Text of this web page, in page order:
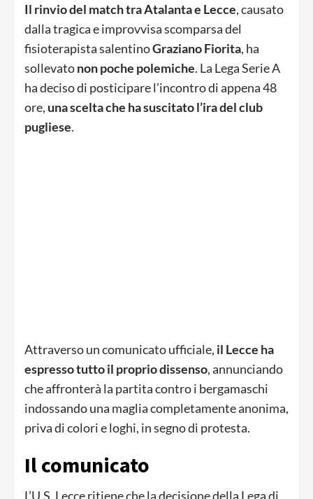
Il rinvio del match tra Atalanta e Lecce, causato
dalla tragica e improvvisa scomparsa del
fisioterapista salentinoGraziano Fiorita, ha
sollevatonon poche polemiche. La Lega Serie A
ha deciso di posticipare l’incontro di appena 48
ore, una scelta che ha suscitato l’ira del club
pugliese.
Attraverso un comunicato ufficiale, il Lecce ha
espresso tutto il proprio dissenso, annunciando
che affronterà la partita contro i bergamaschi
indossando una maglia completamente anonima,
priva di colori e loghi, in segno di protesta.
Il comunicato
L’U.S. Lecce ritiene che la decisione della Lega di